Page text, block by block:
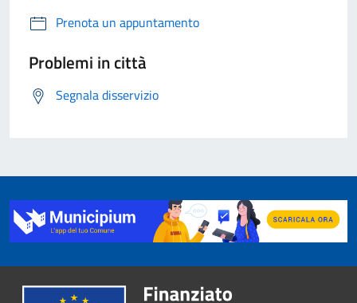
Prenota un appuntamento
Problemi in città
Segnala disservizio